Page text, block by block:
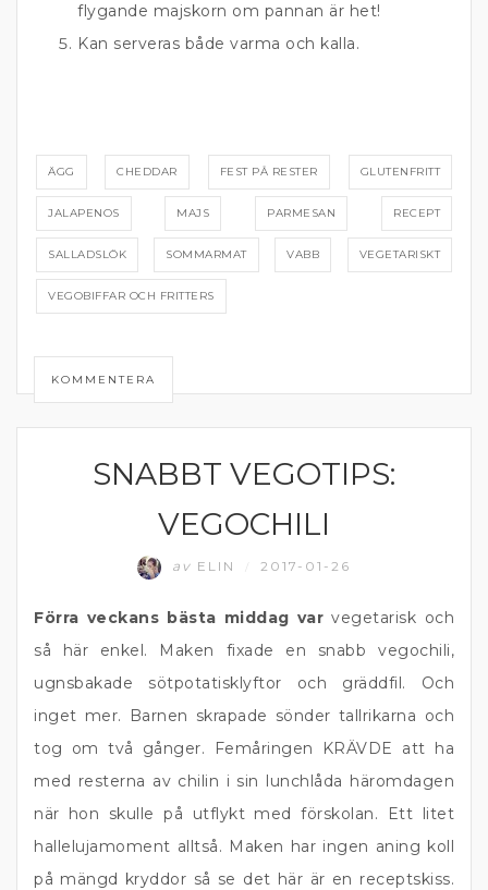
flygande majskorn om pannan är het!
Kan serveras både varma och kalla.
ÄGG CHEDDAR FEST PÅ RESTER GLUTENFRITT
JALAPENOS MAJS PARMESAN RECEPT
SALLADSLÖK SOMMARMAT VABB VEGETARISKT
VEGOBIFFAR OCH FRITTERS
KOMMENTERA
KOMFORTMATSNABBT VEGOTIPS:
VEGOCHILI
av ELIN 2017-01-26
Förra veckans bästa middag var vegetarisk och
så här enkel. Maken fixade en snabb vegochili,
ugnsbakade sötpotatisklyftor och gräddfil. Och
inget mer. Barnen skrapade sönder tallrikarna och
tog om två gånger. Femåringen KRÄVDE att ha
med resterna av chilin i sin lunchlåda häromdagen
när hon skulle på utflykt med förskolan. Ett litet
hallelujamoment alltså. Maken har ingen aning koll
på mängd kryddor så se det här är en receptskiss.